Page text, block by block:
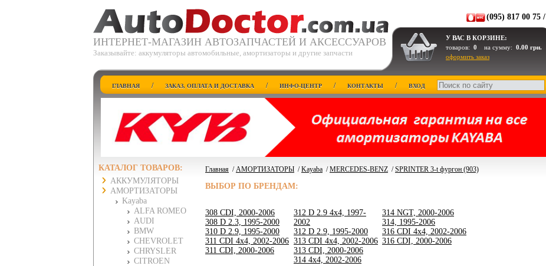
ИНТЕРНЕТ-МАГАЗИН АВТОЗАПЧАСТЕЙ И АКСЕССУАРОВ
Заказывайте: аккумуляторы автомобильные, амортизаторы и другие запчасти
(095) 817 00 75 /
У ВАС В КОРЗИНЕ:
товаров: 0 на сумму: 0.00 грн.
оформить заказ
ГЛАВНАЯ / ЗАКАЗ, ОПЛАТА И ДОСТАВКА / ИНФО-ЦЕНТР / КОНТАКТЫ / ВХОД
КАТАЛОГ ТОВАРОВ:
АККУМУЛЯТОРЫ
АМОРТИЗАТОРЫ
Kayaba
ALFA ROMEO
AUDI
BMW
CHEVROLET
CHRYSLER
CITROEN
Главная /АМОРТИЗАТОРЫ /Kayaba /MERCEDES-BENZ /SPRINTER 3-t фургон (903)
ВЫБОР ПО БРЕНДАМ:
308 CDI, 2000-2006
308 D 2.3, 1995-2000
310 D 2.9, 1995-2000
311 CDI 4x4, 2002-2006
311 CDI, 2000-2006
312 D 2.9 4x4, 1997-
2002
312 D 2.9, 1995-2000
313 CDI 4x4, 2002-2006
313 CDI, 2000-2006
314 4x4, 2002-2006
314 NGT, 2000-2006
314, 1995-2006
316 CDI 4x4, 2002-2006
316 CDI, 2000-2006